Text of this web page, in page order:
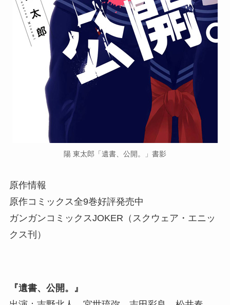
陽 東太郎「遺書、公開。」書影
原作情報
原作コミックス全9巻好評発売中
ガンガンコミックスJOKER（スクウェア・エニッ
クス刊）
『遺書、公開。』